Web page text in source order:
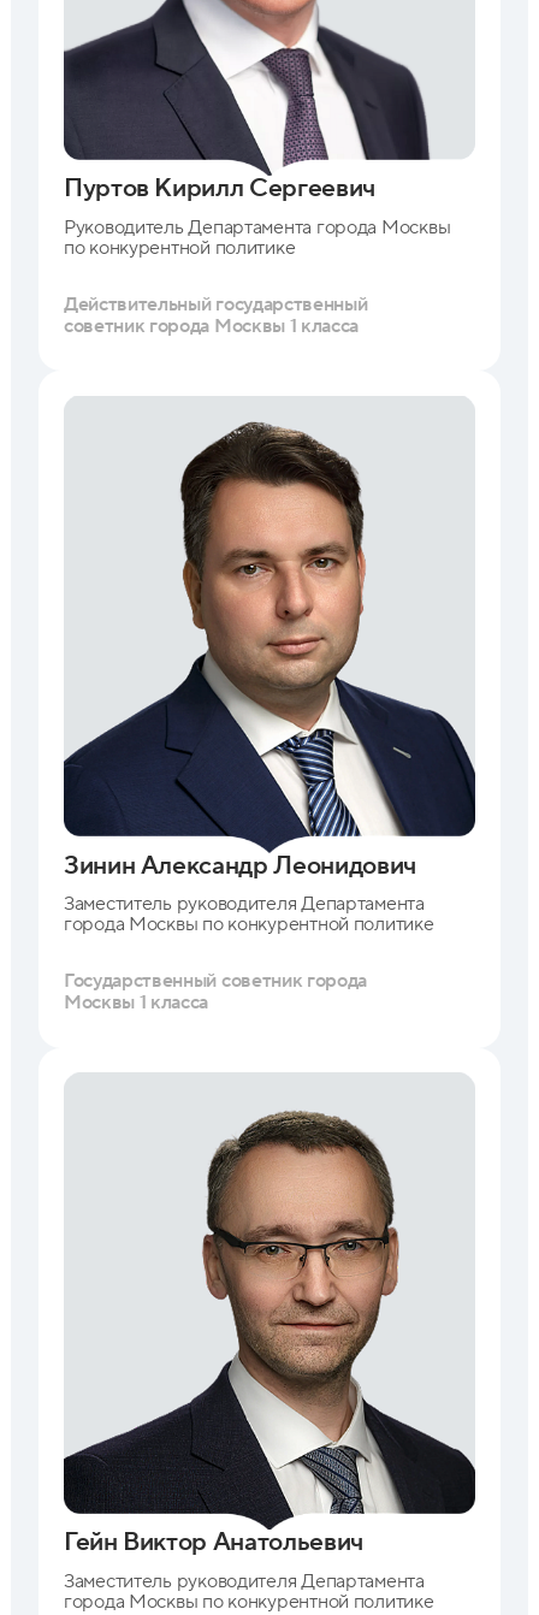
Пуртов Кирилл Сергеевич
Руководитель Департамента города Москвы
по конкурентной политике
Действительный государственный
советник города Москвы 1 класса
Зинин Александр Леонидович
Заместитель руководителя Департамента
города Москвы по конкурентной политике
Государственный советник города
Москвы 1 класса
Гейн Виктор Анатольевич
Заместитель руководителя Департамента
города Москвы по конкурентной политике